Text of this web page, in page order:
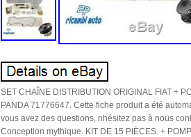
SET CHAÎNE DISTRIBUTION ORIGINAL FIAT +
PANDA 71776647. Cette fiche produit a été
vous avez des questions, nhésitez pas à nous
Conception mythique. KIT DE 15 PIÈCES. +